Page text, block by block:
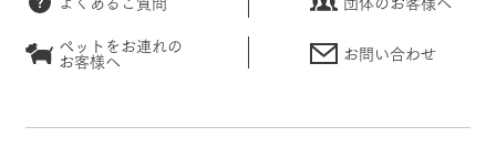
ペットをお連れの
お客様へ お問い合わせ